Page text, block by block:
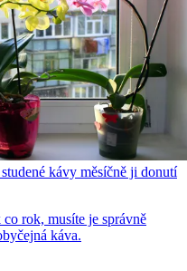
kávy měsíčně ji donutí
rok, musíte je správně
káva.